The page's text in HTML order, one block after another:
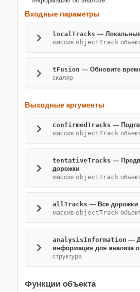
Входные параметры
localTracks —
массив objectTrack
tFusion — Обновите
скаляр
Выходные аргументы
confirmedTracks —
массив objectTrack
tentativeTracks —
дорожки
массив objectTrack
allTracks — Все дорожки
массив objectTrack
analysisInformation —
информация для анализа
структура
Функции объекта